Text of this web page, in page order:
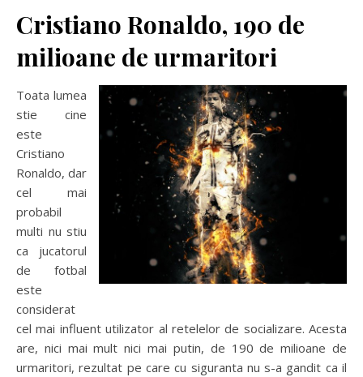
Cristiano Ronaldo, 190 de
milioane de urmaritori
Toata lumea
stie cine
este
Cristiano
Ronaldo, dar
cel mai
probabil
multi nu stiu
ca jucatorul
de fotbal
este
considerat
cel mai influent utilizator al retelelor de socializare. Acesta
are, nici mai mult nici mai putin, de 190 de milioane de
urmaritori, rezultat pe care cu siguranta nu s-a gandit ca il